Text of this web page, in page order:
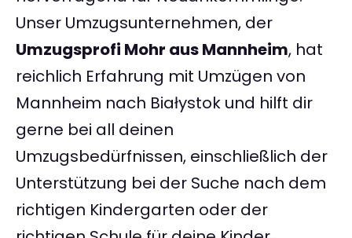
Unser Umzugsunternehmen, der
Umzugsprofi Mohr aus Mannheim, hat
reichlich Erfahrung mit Umzügen von
Mannheim nach Białystok und hilft dir
gerne bei all deinen
Umzugsbedürfnissen, einschließlich der
Unterstützung bei der Suche nach dem
richtigen Kindergarten oder der